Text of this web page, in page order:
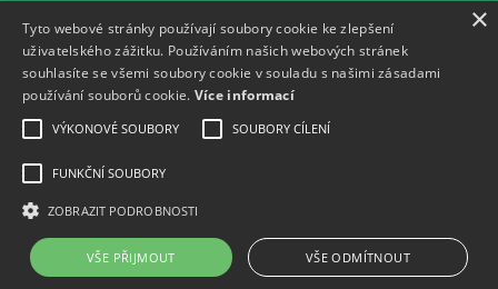
PODPOŘTE NÁS
ODEBÍREJTE NEWSLETTER
TELEGRAM UDÁLOSTÍ WMČR
×
Tyto webové stránky používají soubory cookie ke zlepšení
uživatelského zážitku. Používáním našich webových stránek
souhlasíte se všemi soubory cookie v souladu s našimi zásadami
používání souborů cookie. Více informací
VÝKONOVÉ SOUBORY SOUBORY CÍLENÍ
FUNKČNÍ SOUBORY
ZOBRAZIT PODROBNOSTI
VŠE PŘIJMOUT VŠE ODMÍTNOUT